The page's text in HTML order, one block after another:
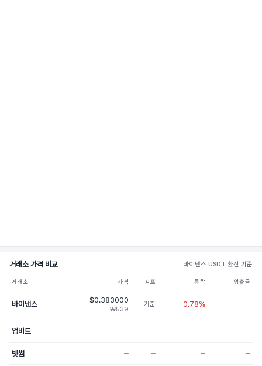
거래소 가격 비교 바이낸스 USDT 환산 기준
거래소 가격 김프 등락 입출금
바이낸스 $0.383000
₩539
기준 -0.78% ─
업비트 ─ ─ ─ ─
빗썸 ─ ─ ─ ─